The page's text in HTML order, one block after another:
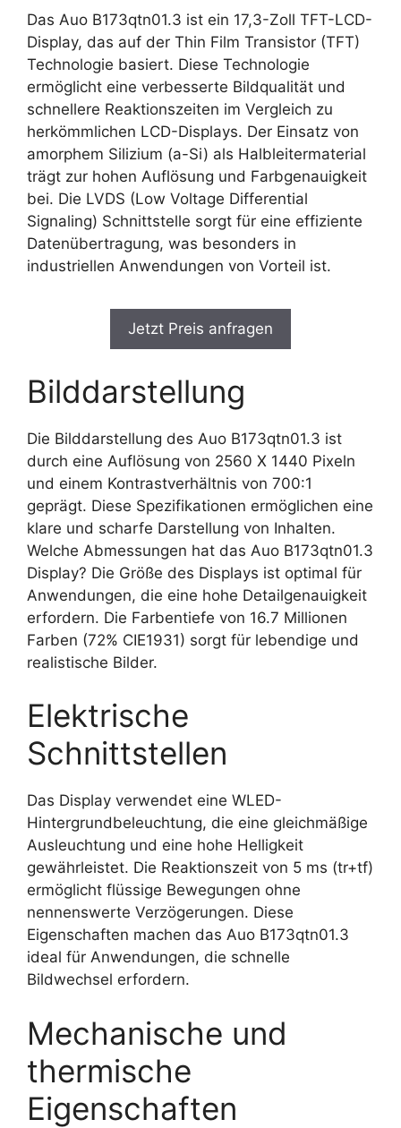
Das Auo B173qtn01.3 ist ein 17,3-Zoll TFT-LCD-
Display, das auf der Thin Film Transistor (TFT)
Technologie basiert. Diese Technologie
ermöglicht eine verbesserte Bildqualität und
schnellere Reaktionszeiten im Vergleich zu
herkömmlichen LCD-Displays. Der Einsatz von
amorphem Silizium (a-Si) als Halbleitermaterial
trägt zur hohen Auflösung und Farbgenauigkeit
bei. Die LVDS (Low Voltage Differential
Signaling) Schnittstelle sorgt für eine effiziente
Datenübertragung, was besonders in
industriellen Anwendungen von Vorteil ist.
Jetzt Preis anfragen
Bilddarstellung
Die Bilddarstellung des Auo B173qtn01.3 ist
durch eine Auflösung von 2560 X 1440 Pixeln
und einem Kontrastverhältnis von 700:1
geprägt. Diese Spezifikationen ermöglichen eine
klare und scharfe Darstellung von Inhalten.
Welche Abmessungen hat das Auo B173qtn01.3
Display? Die Größe des Displays ist optimal für
Anwendungen, die eine hohe Detailgenauigkeit
erfordern. Die Farbentiefe von 16.7 Millionen
Farben (72% CIE1931) sorgt für lebendige und
realistische Bilder.
Elektrische
Schnittstellen
Das Display verwendet eine WLED-
Hintergrundbeleuchtung, die eine gleichmäßige
Ausleuchtung und eine hohe Helligkeit
gewährleistet. Die Reaktionszeit von 5 ms (tr+tf)
ermöglicht flüssige Bewegungen ohne
nennenswerte Verzögerungen. Diese
Eigenschaften machen das Auo B173qtn01.3
ideal für Anwendungen, die schnelle
Bildwechsel erfordern.
Mechanische und
thermische
Eigenschaften